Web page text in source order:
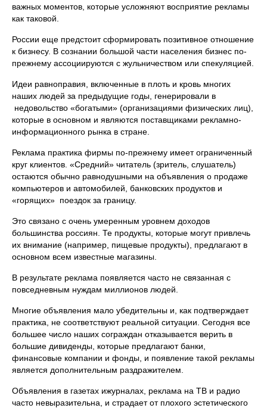
важных моментов, которые усложняют восприятие рекламы
как таковой.
России еще предстоит сформировать позитивное отношение
к бизнесу. В сознании большой части населения бизнес по-
прежнему ассоциируются с жульничеством или спекуляцией.
Идеи равноправия, включенные в плоть и кровь многих
наших людей за предыдущие годы, генерировали в
недовольство «богатыми» (организациями физических лиц),
которые в основном и являются поставщиками рекламно-
информационного рынка в стране.
Реклама практика фирмы по-прежнему имеет ограниченный
круг клиентов. «Средний» читатель (зритель, слушатель)
остаются обычно равнодушными на объявления о продаже
компьютеров и автомобилей, банковских продуктов и
«горящих» поездок за границу.
Это связано с очень умеренным уровнем доходов
большинства россиян. Те продукты, которые могут привлечь
их внимание (например, пищевые продукты), предлагают в
основном всем известные магазины.
В результате реклама появляется часто не связанная с
повседневным нуждам миллионов людей.
Многие объявления мало убедительны и, как подтверждает
практика, не соответствуют реальной ситуации. Сегодня все
большее число наших сограждан отказывается верить в
большие дивиденды, которые предлагают банки,
финансовые компании и фонды, и появление такой рекламы
является дополнительным раздражителем.
Объявления в газетах и ​​журналах, реклама на ТВ и радио
часто невыразительна, и страдает от плохого эстетического